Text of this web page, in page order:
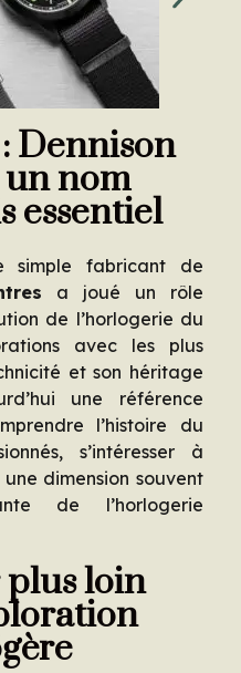
Dennison
nom
essentiel
simple fabricant de
a joué un rôle
de l’horlogerie du
avec les plus
et son héritage
une référence
l’histoire du
s’intéresser à
une dimension souvent
de l’horlogerie
loin